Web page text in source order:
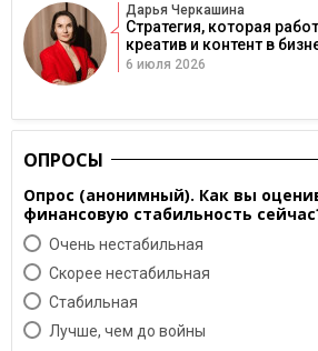
Дарья Черкашина
Стратегия, которая
креатив и контент в
6 июля 2026
ОПРОСЫ
Опрос (анонимный). Как вы
финансовую стабильность
Очень нестабильная
Скорее нестабильная
Cтабильная
Лучше, чем до войны